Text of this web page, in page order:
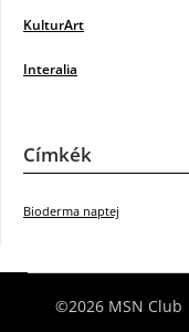
KulturArt
Interalia
Címkék
Bioderma naptej
©2026 MSN Club